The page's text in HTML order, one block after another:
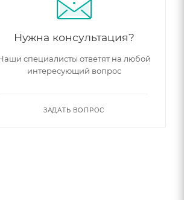
Нужна консультация?
специалисты ответят на любой
интересующий вопрос
ЗАДАТЬ ВОПРОС